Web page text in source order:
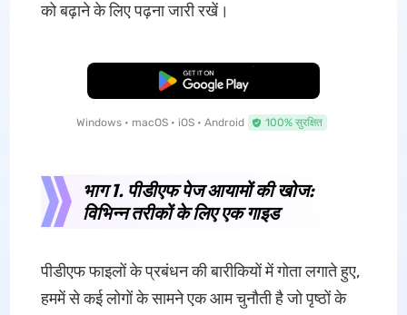
को बढ़ाने के लिए पढ़ना जारी रखें।
मुफ्त डाउनलोड
Windows • macOS • iOS • Android 100% सुरक्षित
भाग 1. पीडीएफ पेज आयामों की खोज:
विभिन्न तरीकों के लिए एक गाइड
पीडीएफ फाइलों के प्रबंधन की बारीकियों में गोता लगाते हुए,
हममें से कई लोगों के सामने एक आम चुनौती है जो पृष्ठों के